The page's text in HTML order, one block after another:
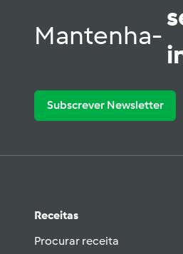
Mantenha-
Subscrever Newsletter
Receitas
Procurar receita